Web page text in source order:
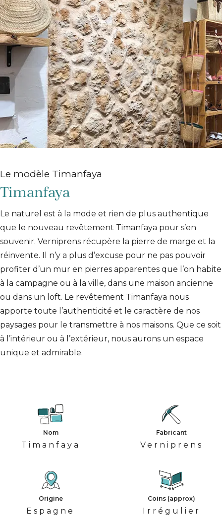
Le modèle Timanfaya
Timanfaya
Le naturel est à la mode et rien de plus authentique
que le nouveau revêtement Timanfaya pour s’en
souvenir. Verniprens récupère la pierre de marge et la
réinvente. Il n’y a plus d’excuse pour ne pas pouvoir
profiter d’un mur en pierres apparentes que l’on habite
à la campagne ou à la ville, dans une maison ancienne
ou dans un loft. Le revêtement Timanfaya nous
apporte toute l’authenticité et le caractère de nos
paysages pour le transmettre à nos maisons. Que ce soit
à l’intérieur ou à l’extérieur, nous aurons un espace
unique et admirable.
Nom
Timanfaya
Fabricant
Verniprens
Origine
Espagne
Coins (approx)
Irrégulier